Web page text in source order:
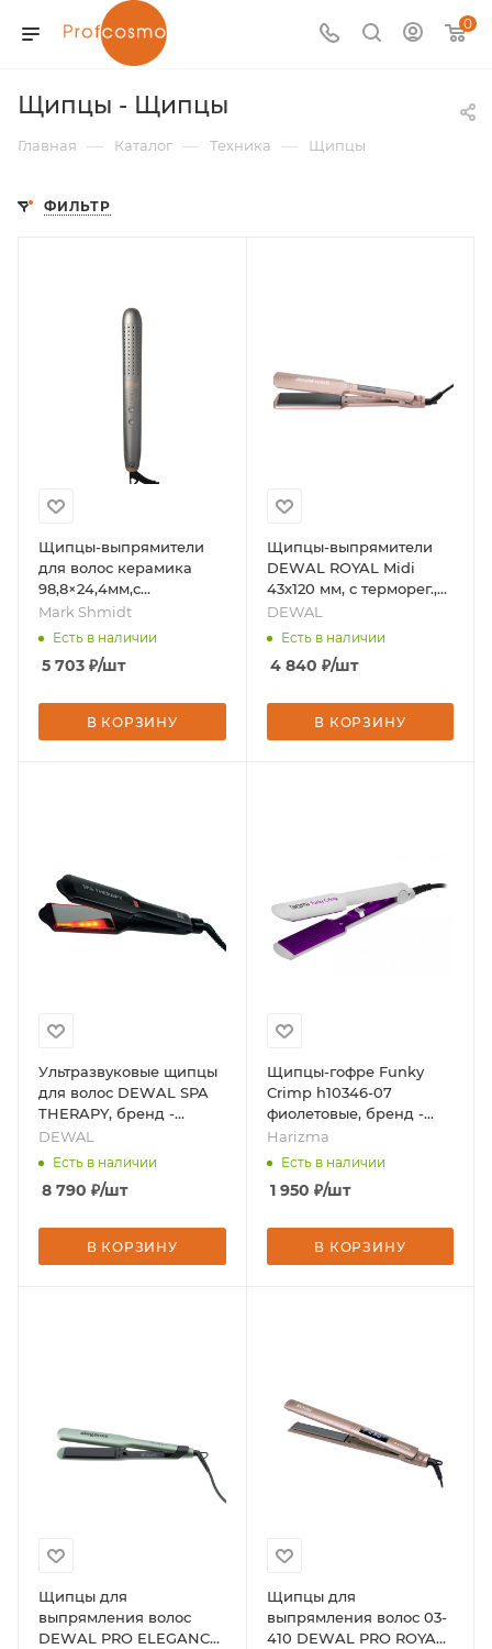
0
Щипцы - Щипцы
Главная — Каталог — Техника — Щипцы
ФИЛЬТР
Щипцы-выпрямители
для волос керамика
98,8×24,4мм,с
вентилятором, t=140-
220С°,64 Вт, бренд -
Mark Shmidt
Есть в наличии
5 703 ₽/шт
В КОРЗИНУ
Щипцы-выпрямители
DEWAL ROYAL Midi
43х120 мм, с терморег.,
титан-турмалин покр,
75Вт, бренд - DEWAL
DEWAL
Есть в наличии
4 840 ₽/шт
В КОРЗИНУ
Ультразвуковые щипцы
для волос DEWAL SPA
THERAPY, бренд -
DEWAL
DEWAL
Есть в наличии
8 790 ₽/шт
В КОРЗИНУ
Щипцы-гофре Funky
Crimp h10346-07
фиолетовые, бренд -
Harizma
Harizma
Есть в наличии
1 950 ₽/шт
В КОРЗИНУ
Щипцы для
выпрямления волос
DEWAL PRO ELEGANCE,
Щипцы для
выпрямления волос 03-
410 DEWAL PRO ROYAL